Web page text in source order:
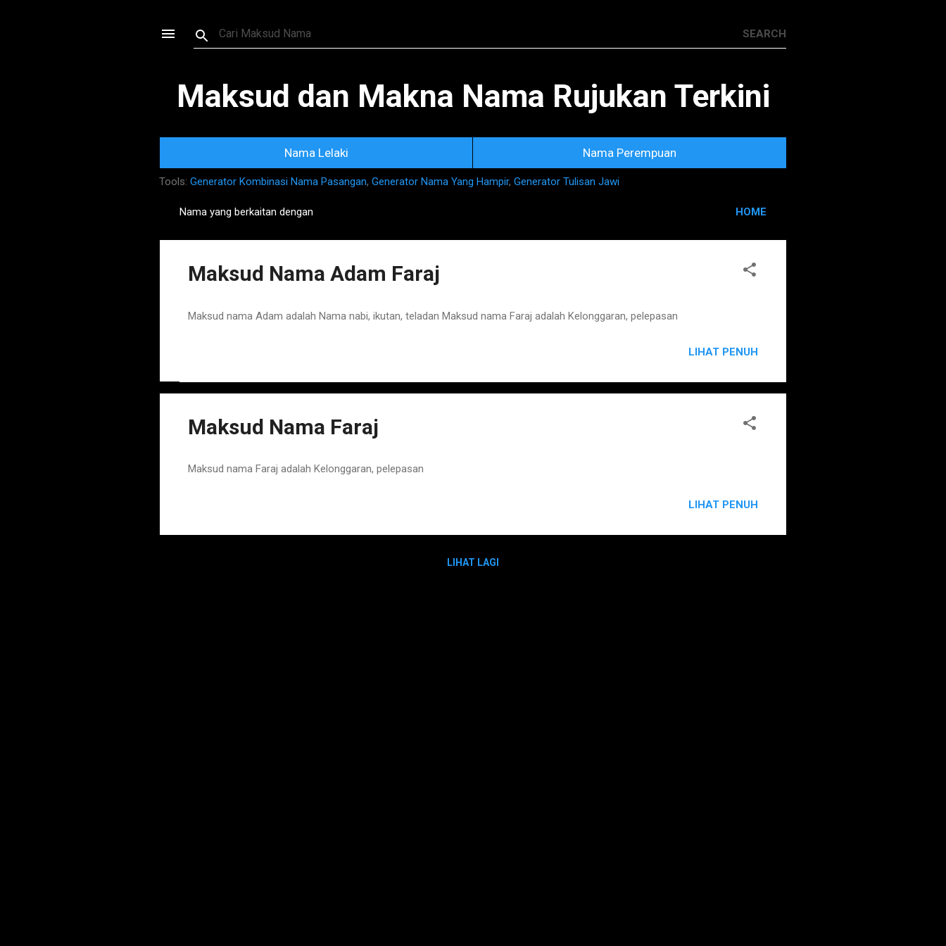
Maksud dan Makna Nama Rujukan Terkini
Nama Lelaki Nama Perempuan
Tools: Generator Kombinasi Nama Pasangan, Generator Nama Yang Hampir, Generator Tulisan Jawi
o
Nama yang berkaitan dengan HOME
Maksud Nama Adam Faraj
Maksud nama Adam adalah Nama nabi, ikutan, teladan Maksud nama Faraj adalah Kelonggaran, pelepasan
LIHAT PENUH
Maksud Nama Faraj
Maksud nama Faraj adalah Kelonggaran, pelepasan
LIHAT PENUH
LIHAT LAGI